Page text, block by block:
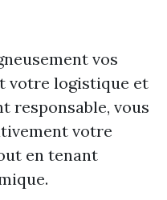
vos
votre logistique et
responsable, vous
votre
en tenant